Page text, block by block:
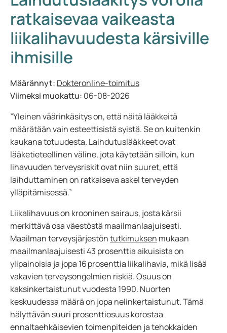
ratkaisevaa vaikeasta
liikalihavuudesta kärsiville
ihmisille
Määrännyt: Dokteronline-toimitus
Viimeksi muokattu: 06-08-2026
”Yleinen väärinkäsitys on, että näitä lääkkeitä
määrätään vain esteettisistä syistä. Se on kuitenkin
kaukana totuudesta. Laihdutuslääkkeet ovat
lääketieteellinen väline, jota käytetään silloin, kun
lihavuuden terveysriskit ovat niin suuret, että
laihduttaminen on ratkaiseva askel terveyden
ylläpitämisessä.”
Liikalihavuus on krooninen sairaus, josta kärsii
merkittävä osa väestöstä maailmanlaajuisesti.
Maailman terveysjärjestöntutkimuksen mukaan
maailmanlaajuisesti 43 prosenttia aikuisista on
ylipainoisia ja jopa 16 prosenttia liikalihavia, mikä lisää
vakavien terveysongelmien riskiä. Osuus on
kaksinkertaistunut vuodesta 1990. Nuorten
keskuudessa määrä on jopa nelinkertaistunut. Tämä
hälyttävän suuri prosenttiosuus korostaa
ennaltaehkäisevien toimenpiteiden ja tehokkaiden